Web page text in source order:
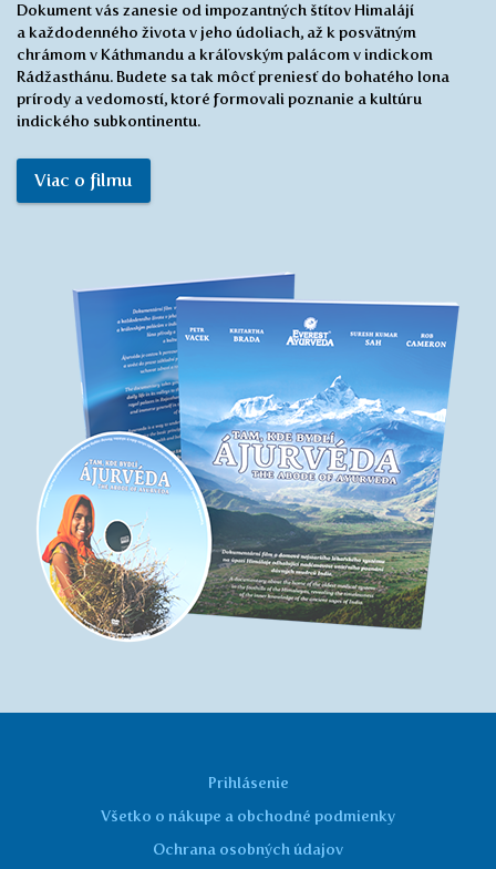
Dokument vás zanesie od impozantných štítov Himalájí
a každodenného života v jeho údoliach, až k posvätným
chrámom v Káthmandu a kráľovským palácom v indickom
Rádžasthánu. Budete sa tak môcť preniesť do bohatého lona
prírody a vedomostí, ktoré formovali poznanie a kultúru
indického subkontinentu.
Viac o filmu
Prihlásenie
Všetko o nákupe a obchodné podmienky
Ochrana osobných údajov